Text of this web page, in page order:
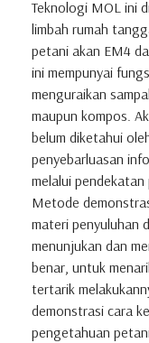
Teknologi MOL ini
limbah rumah
petani akan EM4
ini mempunyai
menguraikan
maupun kompos.
belum diketahui
penyebarluasan
melalui
Metode
materi penyuluhan
menunjukan dan
benar, untuk
tertarik
demonstrasi cara
pengetahuan